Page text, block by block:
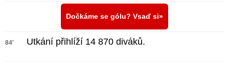
Dočkáme se gólu? Vsaď si
84' Utkání přihlíží 14 870 diváků.